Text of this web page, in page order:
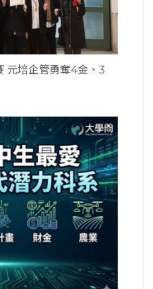
元培企管勇奪4金、3